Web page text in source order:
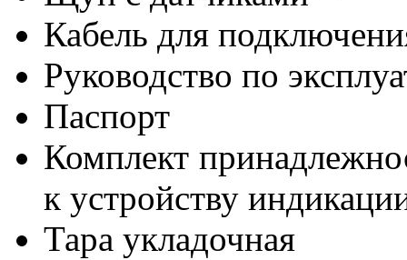
Кабель для
Руководство по
Паспорт
Комплект
к устройству
Тара укладочная